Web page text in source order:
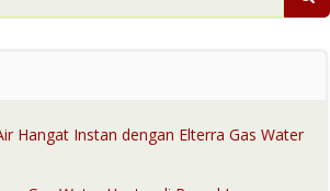
Hangat Instan dengan Elterra Gas Water